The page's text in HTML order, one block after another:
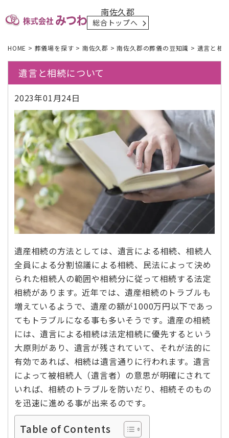
南佐久郡
総合トップへ
HOME > 葬儀場を探す > 南佐久郡 >南佐久郡の葬儀の豆知識 > 遺言と相
遺言と相続について
2023年01月24日
遺産相続の方法としては、遺言による相続、相続人
全員による分割協議による相続、民法によって決め
られた相続人の範囲や相続分に従って相続する法定
相続があります。近年では、遺産相続のトラブルも
増えているようで、遺産の額が1000万円以下であっ
てもトラブルになる事も多いそうです。遺産の相続
には、遺言による相続は法定相続に優先するという
大原則があり、遺言が残されていて、それが法的に
有効であれば、相続は遺言通りに行われます。遺言
によって被相続人（遺言者）の意思が明確にされて
いれば、相続のトラブルを防いだり、相続そのもの
を迅速に進める事が出来るのです。
Table of Contents